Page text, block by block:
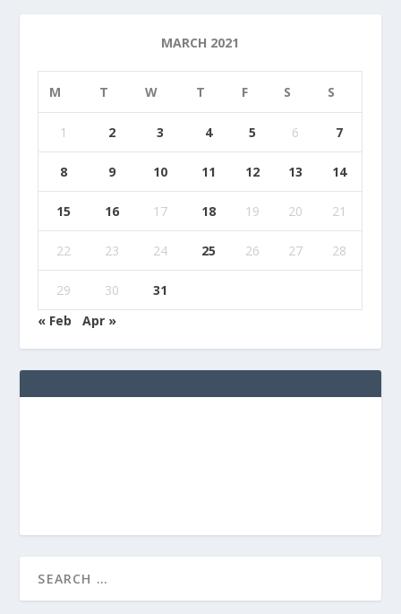
MARCH 2021
M T W T F S S
1 2 3 4 5 6 7
8 9 10 11 12 13 14
15 16 17 18 19 20 21
22 23 24 25 26 27 28
29 30
31
« Feb
Apr »